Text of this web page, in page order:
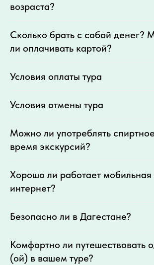
возраста?
Сколько брать с собой денег?
ли оплачивать картой?
Условия оплаты тура
Условия отмены тура
Можно ли употреблять
время экскурсий?
Хорошо ли работает мобильная
интернет?
Безопасно ли в Дагестане?
Комфортно ли путешествовать
(ой) в вашем туре?